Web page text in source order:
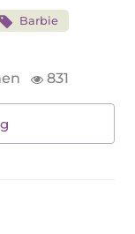
Barbie
831